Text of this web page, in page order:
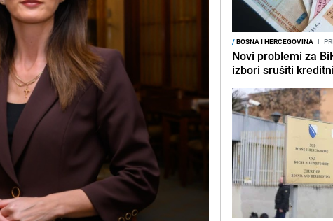
/BOSNA I HERCEGOVINA I
Novi problemi za
izbori srušiti